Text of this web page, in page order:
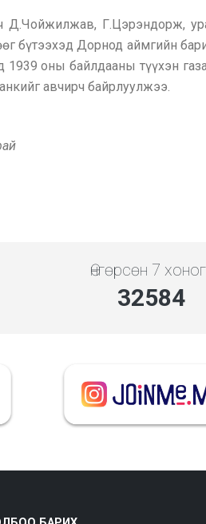
Г.Цэрэндорж,
бүтээхэд Дорнод аймгийн
оны байлдааны түүхэн
авчирч байрлуулжээ.
Өнгөрсөн 7
32584